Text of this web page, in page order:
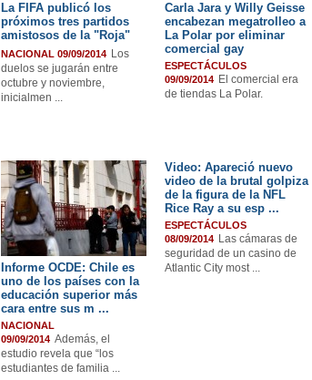
La FIFA publicó los
próximos tres partidos
amistosos de la "Roja"
NACIONAL 09/09/2014 Los
duelos se jugarán entre
octubre y noviembre,
inicialmen ...
Carla Jara y Willy Geisse
encabezan megatrolleo a
La Polar por eliminar
comercial gay
ESPECTÁCULOS
09/09/2014 El comercial era
de tiendas La Polar.
Informe OCDE: Chile es
uno de los países con la
educación superior más
cara entre sus m ...
NACIONAL
09/09/2014 Además, el
estudio revela que “los
estudiantes de familia ...
Video: Apareció nuevo
video de la brutal golpiza
de la figura de la NFL
Rice Ray a su esp ...
ESPECTÁCULOS
08/09/2014 Las cámaras de
seguridad de un casino de
Atlantic City most ...